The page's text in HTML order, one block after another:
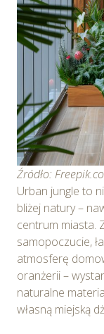
Źródło:
Urban jungle to
bliżej natury –
centrum miasta.
samopoczucie,
atmosferę
oranżerii –
naturalne
własną miejską